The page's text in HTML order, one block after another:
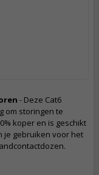
- Deze Cat6
om storingen te
koper en is geschikt
je gebruiken voor het